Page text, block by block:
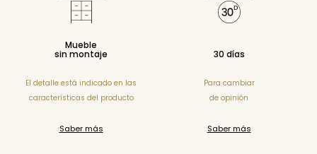
Mueble
sin montaje
El detalle está indicado en las
características del producto
Saber más
30 días
Para cambiar
de opinión
Saber más